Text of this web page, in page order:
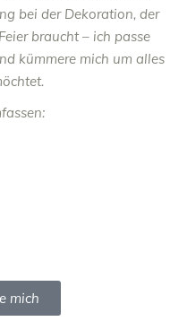
bei der Dekoration, der
braucht – ich passe
kümmere mich um alles
mich